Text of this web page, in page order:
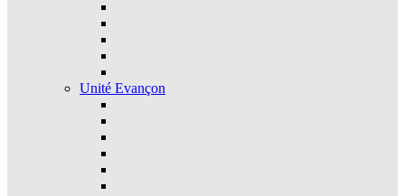
Unité Evançon